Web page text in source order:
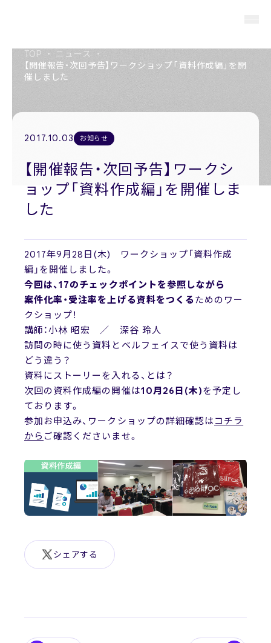
Members
Company
会社概要
採用情報
News
ニュース
お問い合わせ
TOP ・ ニュース
・
【開催報告・次回予告】ワークショップ「資料作成編」を開
催しました
2017.10.03 お知らせ
【開催報告・次回予告】ワークシ
ョップ「資料作成編」を開催しま
した
2017年9月28日(木) ワークショップ「資料作成
編」を開催しました。
今回は、17のチェックポイントを参照しながら
案件化率・受注率を上げる資料をつくるためのワー
クショップ！
講師：小林 昭宏 ／ 深谷 玲人
訪問の時に使う資料とベルフェイスで使う資料は
どう違う？
資料にストーリーを入れる、とは？
次回の資料作成編の開催は10月26日(木)を予定し
ております。
参加お申込み、ワークショップの詳細確認は コチラ
から ご確認くださいませ。
シェアする